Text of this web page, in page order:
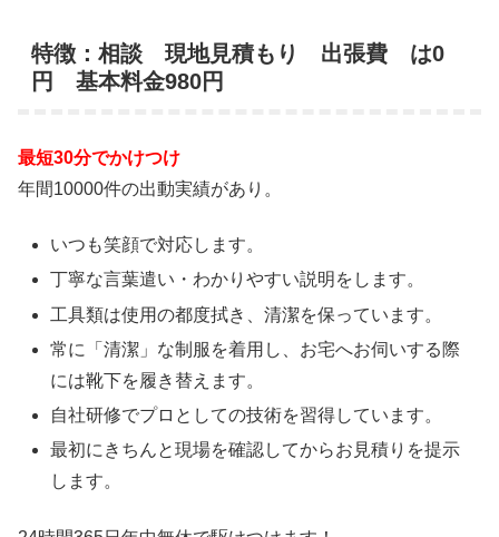
特徴：相談 現地見積もり 出張費 は0
円 基本料金980円
最短30分でかけつけ
年間10000件の出動実績があり。
いつも笑顔で対応します。
丁寧な言葉遣い・わかりやすい説明をします。
工具類は使用の都度拭き、清潔を保っています。
常に「清潔」な制服を着用し、お宅へお伺いする際
には靴下を履き替えます。
自社研修でプロとしての技術を習得しています。
最初にきちんと現場を確認してからお見積りを提示
します。